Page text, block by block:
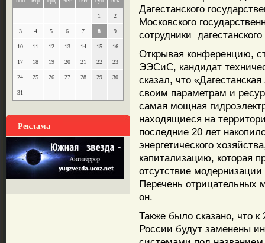
1 2
3 4 5 6 7 8 9
10 11 12 13 14 15 16
17 18 19 20 21 22 23
24 25 26 27 28 29 30
31
Реклама
Дагестанского
Московского
сотрудники
Открывая конференцию,
ЭЭСиС, кандидат
сказал, что
своим параметрам и
самая мощная
находящиеся на
последние 20 лет
энергетического
капитализацию, которая
отсутствие
Перечень
он.
Также было сказано, что к
России будут заменены